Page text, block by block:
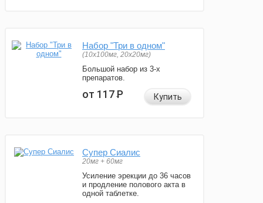
Набор "Три в одном"
(10x100мг, 20x20мг)
Большой набор из 3-х
препаратов.
от 117Р Купить
Супер Сиалис
20мг + 60мг
Усиление эрекции до 36 часов
и продление полового акта в
одной таблетке.